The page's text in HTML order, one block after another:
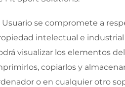
Usuario se compromete a
intelectual e industrial
visualizar los elementos
copiarlos y
o en cualquier otro